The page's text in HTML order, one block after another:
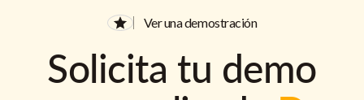
Ver una demostración
Solicita tu demo